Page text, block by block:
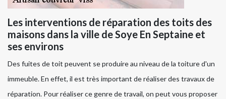
Les interventions de réparation des toits des
maisons dans la ville de Soye En Septaine et
ses environs
Des fuites de toit peuvent se produire au niveau de la toiture d'un
immeuble. En effet, il est très important de réaliser des travaux de
réparation. Pour réaliser ce genre de travail, on peut vous proposer